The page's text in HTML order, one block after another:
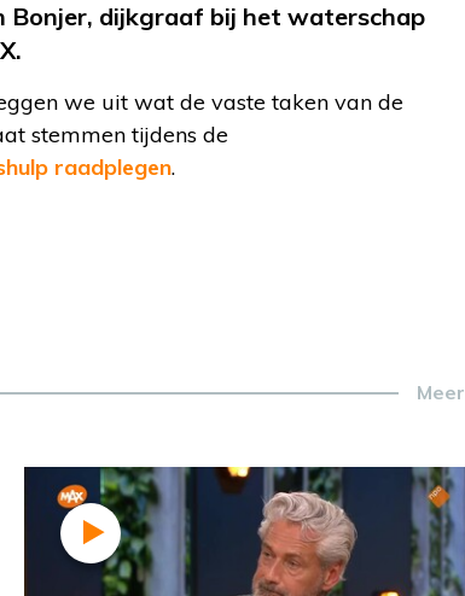
Bonjer, dijkgraaf bij het waterschap
we uit wat de vaste taken van de
stemmen tijdens de
raadplegen.
Meer